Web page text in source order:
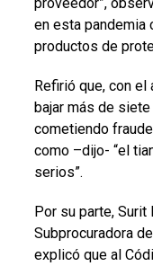
en esta pandemia
productos de
Refirió que, con
bajar más de
cometiendo
como –dijo- “el
serios”.
Por su parte, Surit
Subprocuradora
explicó que al